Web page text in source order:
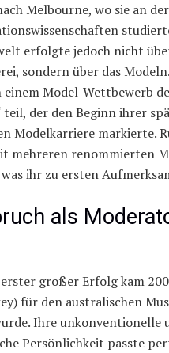
Melbourne, wo sie an
erfolgte jedoch nicht
sondern über das
einem Model-Wettbewerb
teil, der den Beginn ihrer
Modelkarriere markierte.
mehreren renommierten
ihr zu ersten
als
erster großer Erfolg kam
für den australischen
Ihre unkonventionelle
Persönlichkeit passte